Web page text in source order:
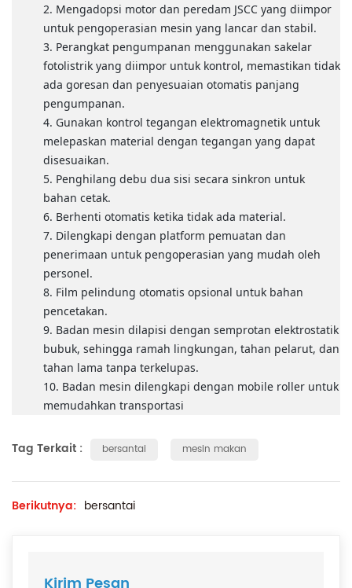
Mengadopsi motor dan peredam JSCC yang diimpor
untuk pengoperasian mesin yang lancar dan stabil.
Perangkat pengumpanan menggunakan sakelar
fotolistrik yang diimpor untuk kontrol, memastikan tidak
ada goresan dan penyesuaian otomatis panjang
pengumpanan.
Gunakan kontrol tegangan elektromagnetik untuk
melepaskan material dengan tegangan yang dapat
disesuaikan.
Penghilang debu dua sisi secara sinkron untuk
bahan cetak.
Berhenti otomatis ketika tidak ada material.
Dilengkapi dengan platform pemuatan dan
penerimaan untuk pengoperasian yang mudah oleh
personel.
Film pelindung otomatis opsional untuk bahan
pencetakan.
Badan mesin dilapisi dengan semprotan elektrostatik
bubuk, sehingga ramah lingkungan, tahan pelarut, dan
tahan lama tanpa terkelupas.
Badan mesin dilengkapi dengan mobile roller untuk
memudahkan transportasi
Tag Terkait : bersantai mesin makan
Berikutnya: bersantai
Kirim Pesan